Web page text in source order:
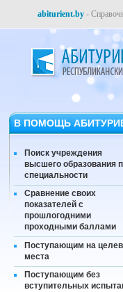
abiturient.by -
В ПОМОЩЬ
Поиск учреждения
высшего образования
специальности
Сравнение своих
показателей с
прошлогодними
проходными баллами
Поступающим на
места
Поступающим без
вступительных